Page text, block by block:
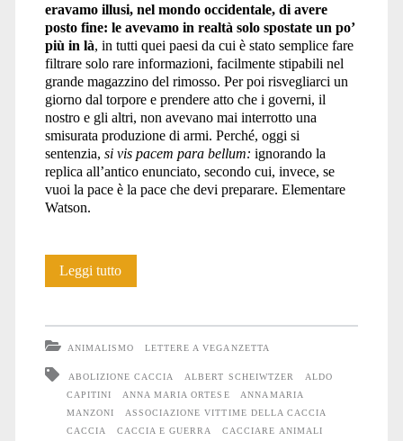
eravamo illusi, nel mondo occidentale, di avere
posto fine: le avevamo in realtà solo spostate un po’
più in là, in tutti quei paesi da cui è stato semplice fare
filtrare solo rare informazioni, facilmente stipabili nel
grande magazzino del rimosso. Per poi risvegliarci un
giorno dal torpore e prendere atto che i governi, il
nostro e gli altri, non avevano mai interrotto una
smisurata produzione di armi. Perché, oggi si
sentenzia, si vis pacem para bellum: ignorando la
replica all’antico enunciato, secondo cui, invece, se
vuoi la pace è la pace che devi preparare. Elementare
Watson.
Leggi tuttoL’ambigua
ANIMALISMO LETTERE A VEGANZETTA
ABOLIZIONE CACCIA ALBERT SCHEIWTZER
ALDO
CAPITINI
ANNA MARIA ORTESE
ANNAMARIA
MANZONI
ASSOCIAZIONE VITTIME DELLA CACCIA
CACCIA
CACCIA E GUERRA
CACCIARE ANIMALI